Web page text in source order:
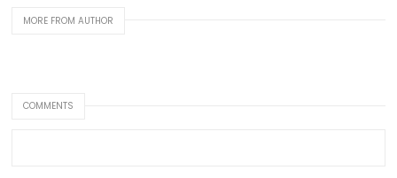
MORE FROM AUTHOR
COMMENTS